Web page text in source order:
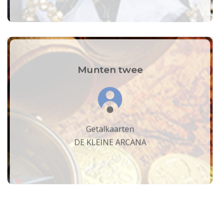
Munten twee
Getalkaarten
DE KLEINE ARCANA